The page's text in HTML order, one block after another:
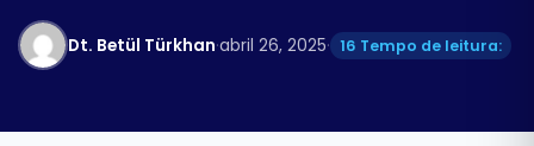
Español
Dt. Betül Türkhan·abril 26, 2025· 16 Tempo de leitura: